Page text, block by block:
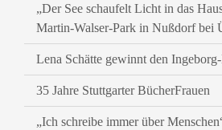
„Der See schaufelt Licht in das
Martin-Walser-Park in Nußdorf bei
Lena Schätte gewinnt den
35 Jahre Stuttgarter BücherFrauen
„Ich schreibe immer über